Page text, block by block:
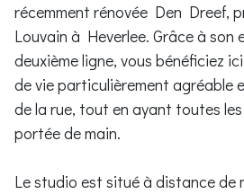
récemment rénovée Den Dreef,
Louvain à Heverlee. Grâce à son
deuxième ligne, vous bénéficiez
de vie particulièrement agréable
de la rue, tout en ayant toutes
portée de main.
Le studio est situé à distance de